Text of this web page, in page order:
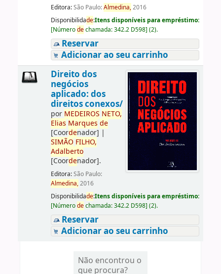
Editora:São Paulo:Almedina,2016
Disponibilidade:Itens disponíveis para empréstimo:
[Númerodechamada:342.2 D598] (2).
Reservar
Adicionar ao seu carrinho
Direito dos
negócios
aplicado: dos
direitos conexos/
por MEDEIROS NETO,
Elias Marques de
[Coordenador] |
SIMÃO FILHO,
Adalberto
[Coordenador].
Editora:São Paulo:
Almedina,2016
Disponibilidade:Itens disponíveis para empréstimo:
[Númerodechamada:342.2 D598] (2).
Reservar
Adicionar ao seu carrinho
Não encontrou o
que procura?